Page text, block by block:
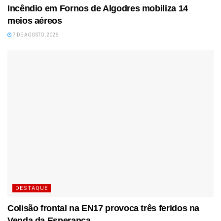
Incêndio em Fornos de Algodres mobiliza 14
meios aéreos
7 DE AGOSTO, 2026
DESTAQUE
Colisão frontal na EN17 provoca três feridos na